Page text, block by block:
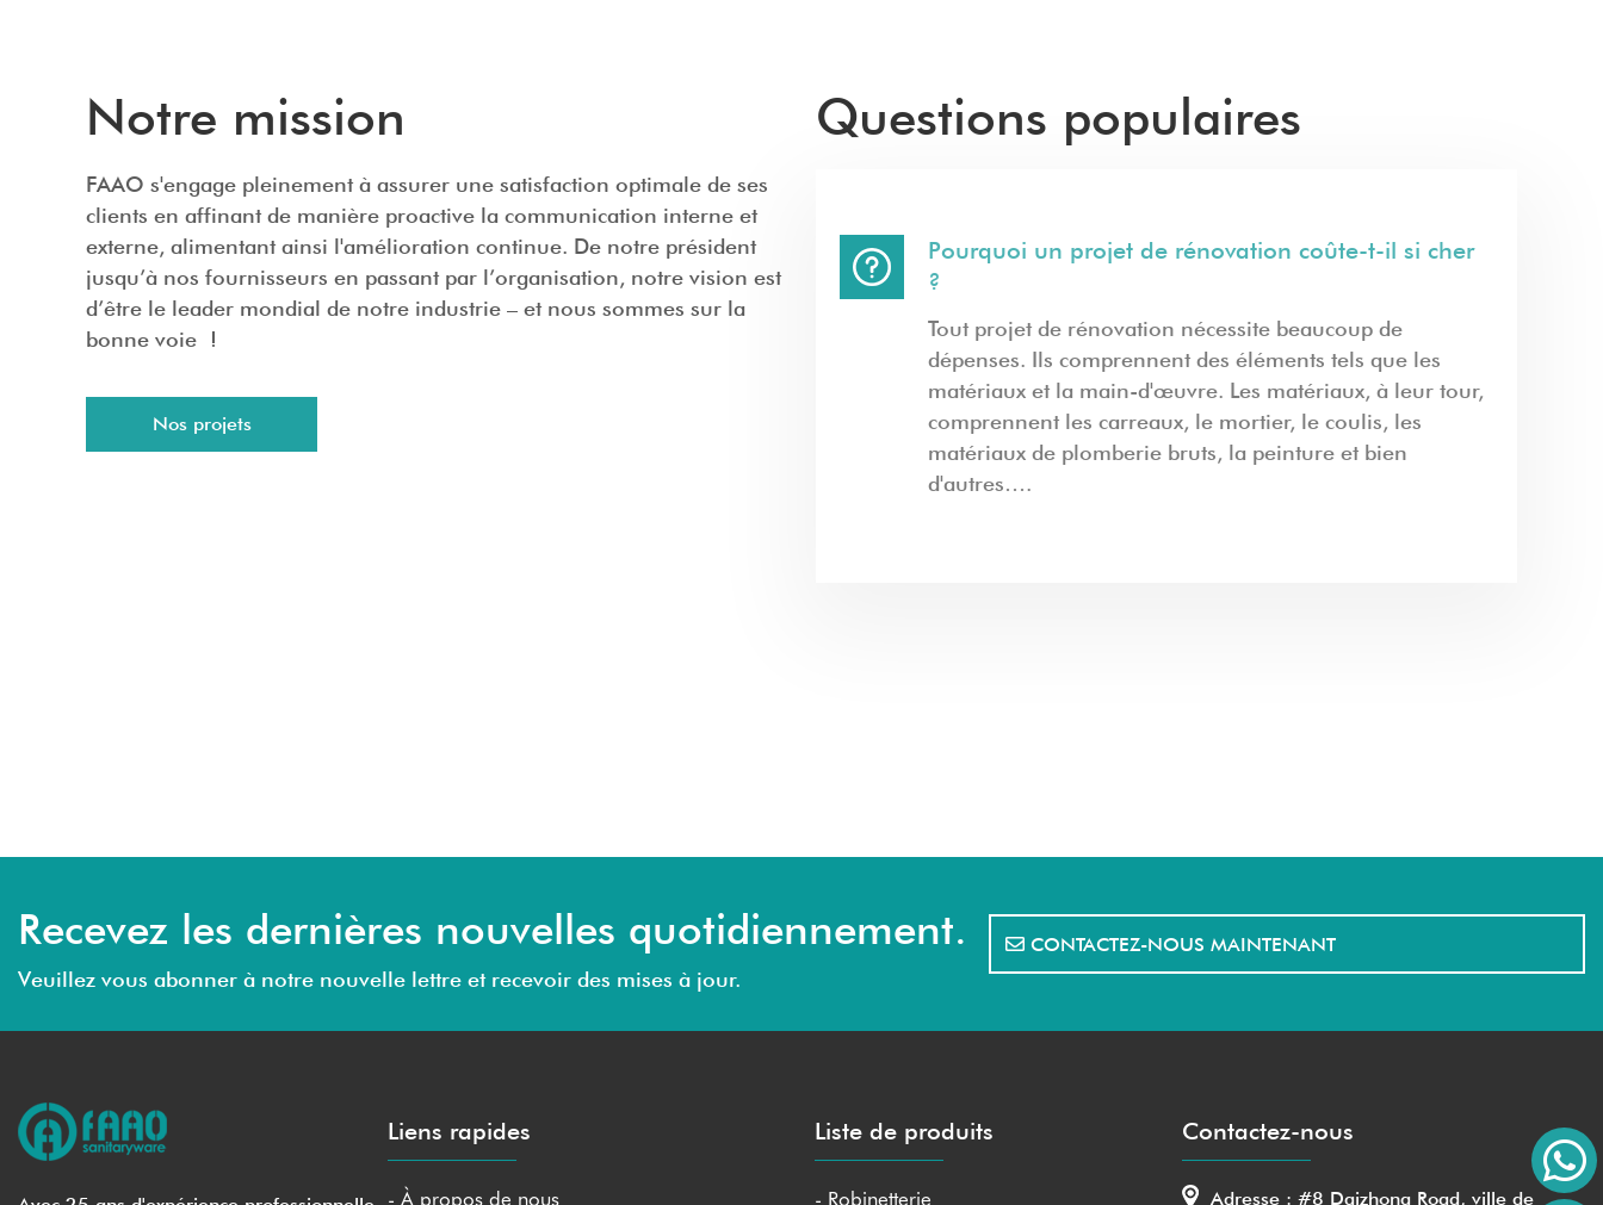
Notre mission
FAAO s'engage pleinement à assurer une satisfaction optimale de ses
clients en affinant de manière proactive la communication interne et
externe, alimentant ainsi l'amélioration continue. De notre président
jusqu’à nos fournisseurs en passant par l’organisation, notre vision est
d’être le leader mondial de notre industrie – et nous sommes sur la
bonne voie !
Nos projets
Questions populaires
Pourquoi un projet de rénovation coûte-t-il si cher
?
Tout projet de rénovation nécessite beaucoup de
dépenses. Ils comprennent des éléments tels que les
matériaux et la main-d'œuvre. Les matériaux, à leur tour,
comprennent les carreaux, le mortier, le coulis, les
matériaux de plomberie bruts, la peinture et bien
d'autres….
Recevez les dernières nouvelles quotidiennement.
Veuillez vous abonner à notre nouvelle lettre et recevoir des mises à jour.
CONTACTEZ-NOUS MAINTENANT
Liens rapides
- À propos de nous
Liste de produits
- Robinetterie
Contactez-nous
Adresse : #8 Daizhong Road, ville de